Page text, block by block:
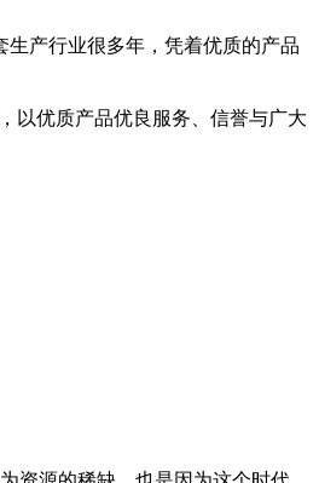
产行业很多年，凭着优质的产品
以优质产品优良服务、信誉与广大